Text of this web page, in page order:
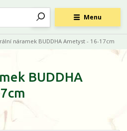
Menu
náramek BUDDHA Ametyst - 16-17cm
BUDDHA